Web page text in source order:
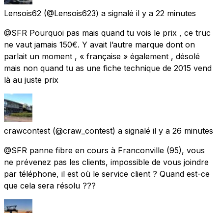
Lensois62 (@Lensois623) a signalé il y a 22 minutes
@SFR Pourquoi pas mais quand tu vois le prix , ce truc
ne vaut jamais 150€. Y avait l’autre marque dont on
parlait un moment , « française » également , désolé
mais non quand tu as une fiche technique de 2015 vend
là au juste prix
crawcontest (@craw_contest) a signalé il y a 26 minutes
@SFR panne fibre en cours à Franconville (95), vous
ne prévenez pas les clients, impossible de vous joindre
par téléphone, il est où le service client ? Quand est-ce
que cela sera résolu ???